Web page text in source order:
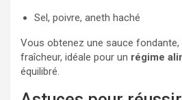
Sel, poivre, aneth haché
Vous obtenez une sauce fondante,
fraîcheur, idéale pour un régime
équilibré.